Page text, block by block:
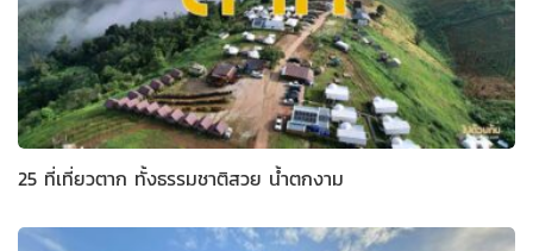
25 ที่เที่ยวตาก ทั้งธรรมชาติสวย น้ำตกงาม